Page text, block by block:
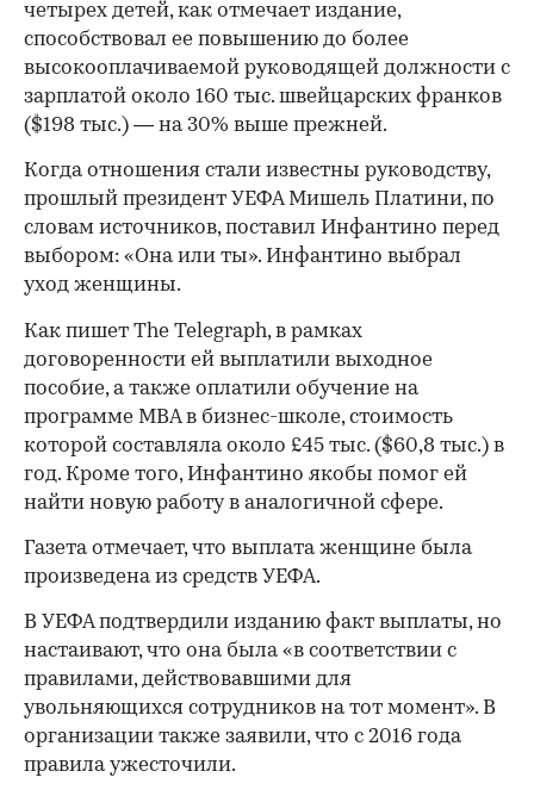
четырех детей, как отмечает издание,
способствовал ее повышению до более
высокооплачиваемой руководящей должности с
зарплатой около 160 тыс. швейцарских франков
($198 тыс.) — на 30% выше прежней.
Когда отношения стали известны руководству,
прошлый президент УЕФА Мишель Платини, по
словам источников, поставил Инфантино перед
выбором: «Она или ты». Инфантино выбрал
уход женщины.
00:00
Как пишет The Telegraph, в рамках
договоренности ей выплатили выходное
пособие, а также оплатили обучение на
программе MBA в бизнес-школе, стоимость
которой составляла около £45 тыс. ($60,8 тыс.) в
год. Кроме того, Инфантино якобы помог ей
найти новую работу в аналогичной сфере.
Газета отмечает, что выплата женщине была
произведена из средств УЕФА.
В УЕФА подтвердили изданию факт выплаты, но
настаивают, что она была «в соответствии с
правилами, действовавшими для
увольняющихся сотрудников на тот момент». В
организации также заявили, что с 2016 года
правила ужесточили.